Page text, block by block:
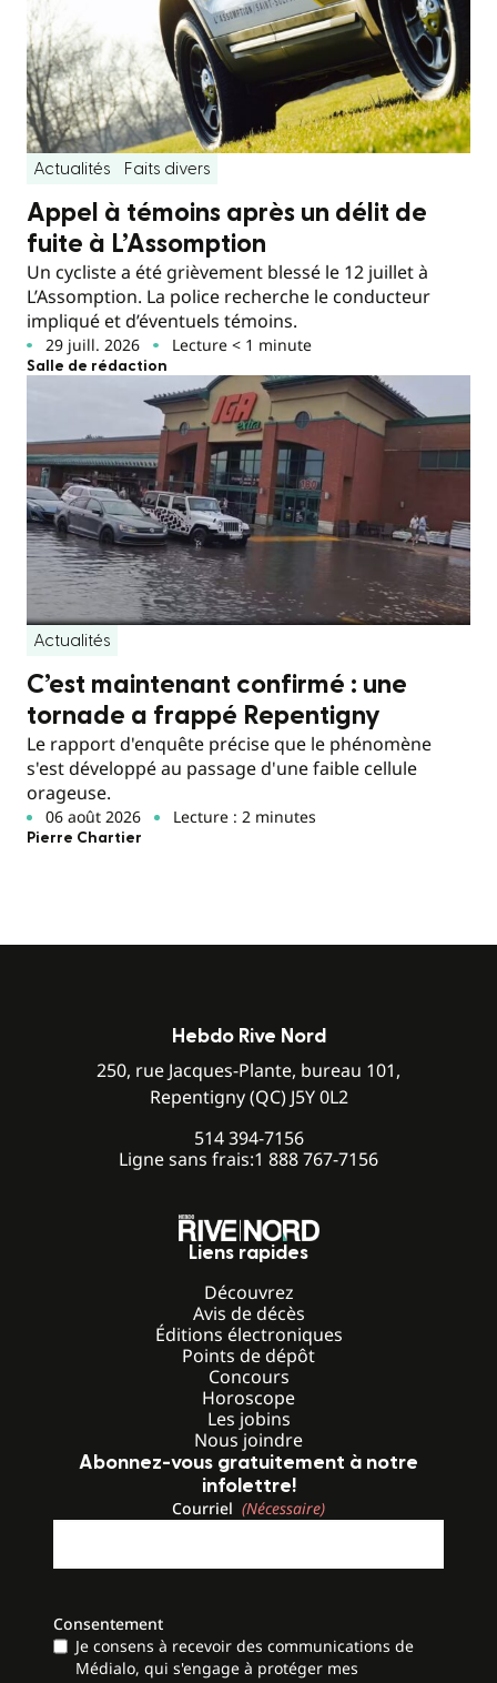
Actualités Faits divers
Appel à témoins après un délit de
fuite à L’Assomption
Un cycliste a été grièvement blessé le 12 juillet à
L’Assomption. La police recherche le conducteur
impliqué et d’éventuels témoins.
29 juill. 2026 Lecture < 1 minute
Salle de rédaction
Actualités
C’est maintenant confirmé : une
tornade a frappé Repentigny
Le rapport d'enquête précise que le phénomène
s'est développé au passage d'une faible cellule
orageuse.
06 août 2026 Lecture : 2 minutes
Pierre Chartier
Hebdo Rive Nord
250, rue Jacques-Plante, bureau 101,
Repentigny (QC) J5Y 0L2
514 394-7156
Ligne sans frais:1 888 767-7156
Liens rapides
Découvrez
Avis de décès
Éditions électroniques
Points de dépôt
Concours
Horoscope
Les jobins
Nous joindre
Abonnez-vous gratuitement à notre
infolettre!
Courriel (Nécessaire)
Consentement
Je consens à recevoir des communications de
Médialo, qui s'engage à protéger mes